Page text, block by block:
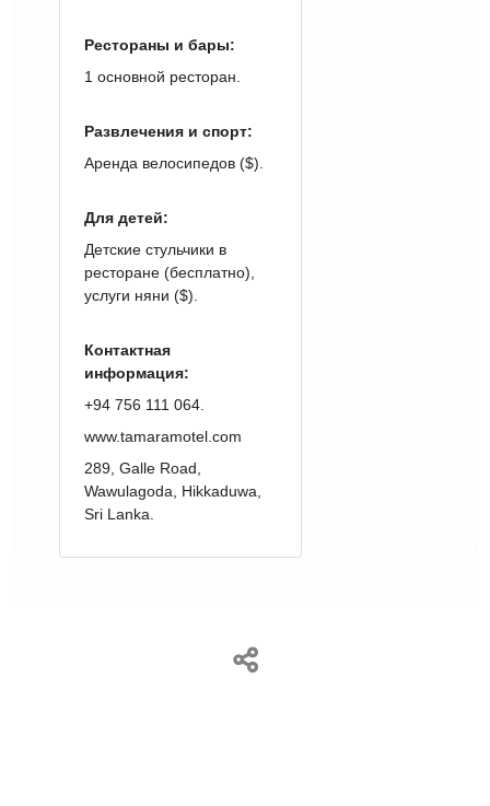
Рестораны и бары:
1 основной ресторан.
Развлечения и спорт:
Аренда велосипедов ($).
Для детей:
Детские стульчики в
ресторане (бесплатно),
услуги няни ($).
Контактная
информация:
+94 756 111 064.
www.tamaramotel.com
289, Galle Road,
Wawulagoda, Hikkaduwa,
Sri Lanka.